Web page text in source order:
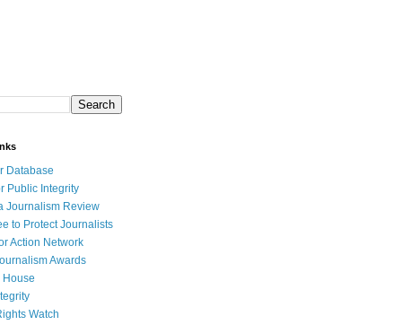
Database
Public Integrity
Journalism Review
to Protect Journalists
Action Network
Awards
House
Watch